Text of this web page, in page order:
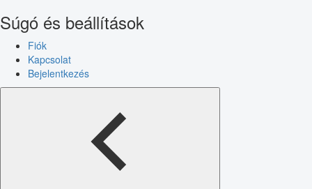
Súgó és beállítások
Fiók
Kapcsolat
Bejelentkezés